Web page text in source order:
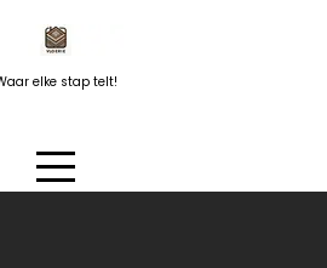
elke stap telt!